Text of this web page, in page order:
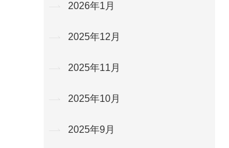
2026年1月
2025年12月
2025年11月
2025年10月
2025年9月